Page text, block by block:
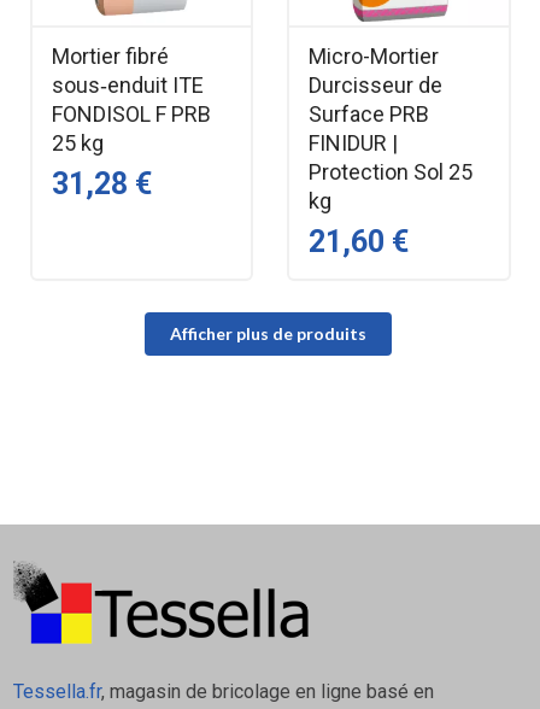
Mortier fibré
sous‑enduit ITE
FONDISOL F PRB
25 kg
31,28 €
Micro-Mortier
Durcisseur de
Surface PRB
FINIDUR |
Protection Sol 25
kg
21,60 €
Afficher plus de produits
Tessella.fr, magasin de bricolage en ligne basé en